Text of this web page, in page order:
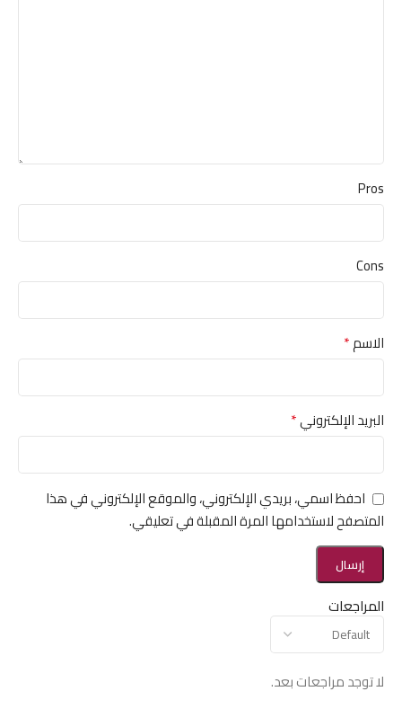
المراجعات
لا توجد مراجعات بعد.
Pros
Cons
الاسم*
البريد الإلكتروني*
احفظ اسمي، بريدي الإلكتروني، والموقع الإلكتروني في هذا
المتصفح لاستخدامها المرة المقبلة في تعليقي.